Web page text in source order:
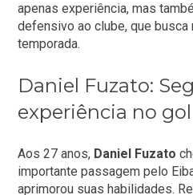
apenas experiência, mas
defensivo ao clube, que
temporada.
Daniel Fuzato:
experiência no gol
Aos 27 anos, Daniel Fuzato
importante passagem pelo
aprimorou suas habilidades.